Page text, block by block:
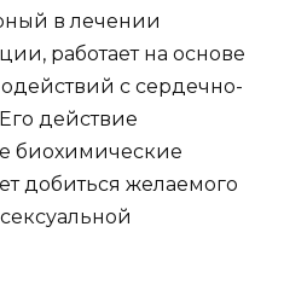
в лечении
работает на основе
с сердечно-
действие
биохимические
добиться желаемого